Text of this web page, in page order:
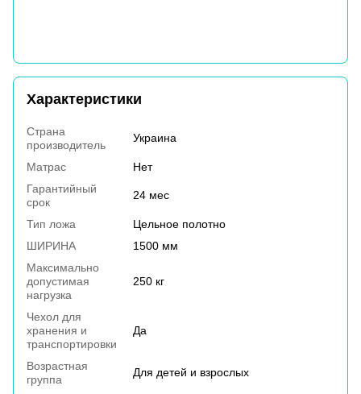
Характеристики
Страна
производитель
Украина
Матрас
Нет
Гарантийный
срок
24 мес
Тип ложа
Цельное полотно
ШИРИНА
1500 мм
Максимально
допустимая
нагрузка
250 кг
Чехол для
хранения и
транспортировки
Да
Возрастная
группа
Для детей и взрослых